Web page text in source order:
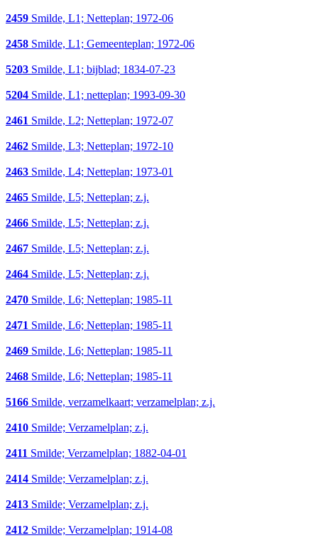
2459 Smilde, L1; Netteplan; 1972-06
2458 Smilde, L1; Gemeenteplan; 1972-06
5203 Smilde, L1; bijblad; 1834-07-23
5204 Smilde, L1; netteplan; 1993-09-30
2461 Smilde, L2; Netteplan; 1972-07
2462 Smilde, L3; Netteplan; 1972-10
2463 Smilde, L4; Netteplan; 1973-01
2465 Smilde, L5; Netteplan; z.j.
2466 Smilde, L5; Netteplan; z.j.
2467 Smilde, L5; Netteplan; z.j.
2464 Smilde, L5; Netteplan; z.j.
2470 Smilde, L6; Netteplan; 1985-11
2471 Smilde, L6; Netteplan; 1985-11
2469 Smilde, L6; Netteplan; 1985-11
2468 Smilde, L6; Netteplan; 1985-11
5166 Smilde, verzamelkaart; verzamelplan; z.j.
2410 Smilde; Verzamelplan; z.j.
2411 Smilde; Verzamelplan; 1882-04-01
2414 Smilde; Verzamelplan; z.j.
2413 Smilde; Verzamelplan; z.j.
2412 Smilde; Verzamelplan; 1914-08